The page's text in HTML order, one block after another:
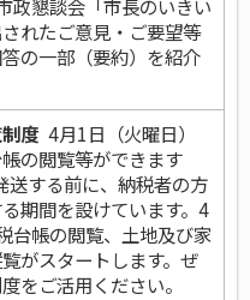
政懇談会「市長のいきい
れたご意見・ご要望等
の一部（要約）を紹介
度 4月1日（火曜日）
の閲覧等ができます
送する前に、納税者の方
期間を設けています。4
台帳の閲覧、土地及び家
がスタートします。ぜ
をご活用ください。